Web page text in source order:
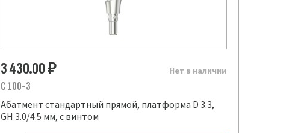
Нет в наличии
3 430.00₽
C 100-3
Абатмент стандартный прямой, платформа D 3.3,
GH 3.0/4.5 мм, с винтом